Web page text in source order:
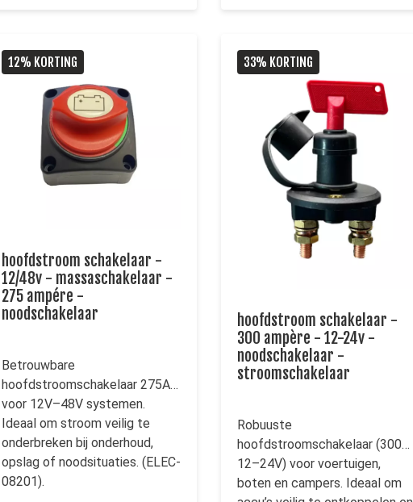
12% KORTING
hoofdstroom schakelaar -
12/48v - massaschakelaar -
275 ampére -
noodschakelaar
Betrouwbare
hoofdstroomschakelaar 275A
voor 12V–48V systemen.
Ideaal om stroom veilig te
onderbreken bij onderhoud,
opslag of noodsituaties. (ELEC-
08201).
33% KORTING
hoofdstroom schakelaar -
300 ampère - 12-24v -
noodschakelaar -
stroomschakelaar
Robuuste
hoofdstroomschakelaar (300A,
12–24V) voor voertuigen,
boten en campers. Ideaal om